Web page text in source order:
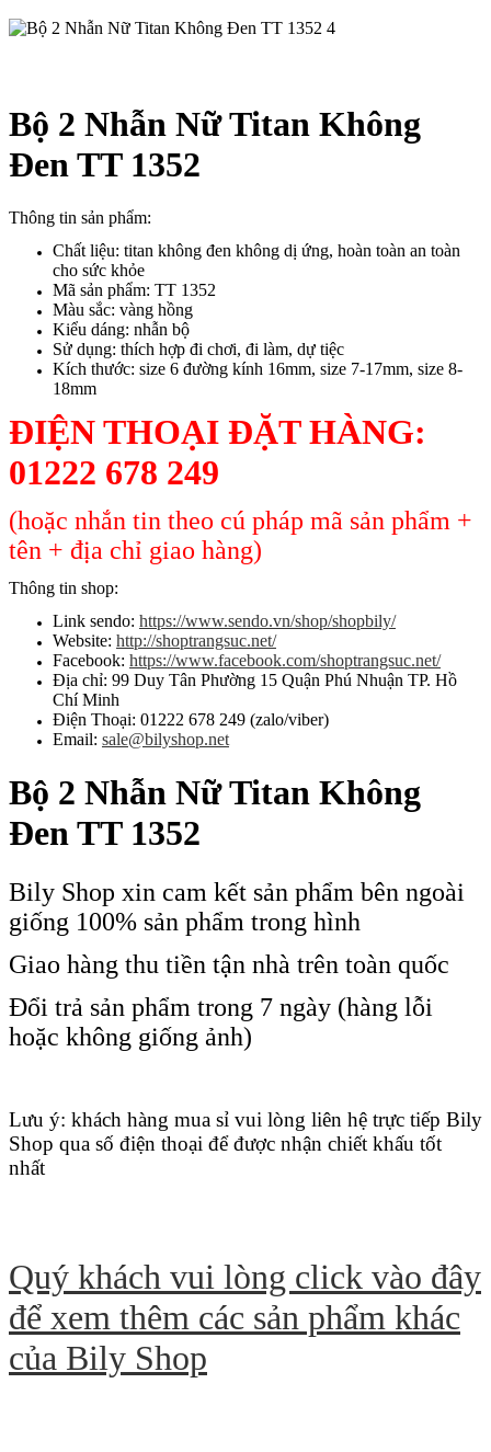
Bộ 2 Nhẫn Nữ Titan Không
Đen TT 1352
Thông tin sản phẩm:
Chất liệu: titan không đen không dị ứng, hoàn toàn an toàn
cho sức khỏe
Mã sản phẩm: TT 1352
Màu sắc: vàng hồng
Kiểu dáng: nhẫn bộ
Sử dụng: thích hợp đi chơi, đi làm, dự tiệc
Kích thước: size 6 đường kính 16mm, size 7-17mm, size 8-
18mm
ĐIỆN THOẠI ĐẶT HÀNG:
01222 678 249
(hoặc nhắn tin theo cú pháp mã sản phẩm +
tên + địa chỉ giao hàng)
Thông tin shop:
Link sendo: https://www.sendo.vn/shop/shopbily/
Website: http://shoptrangsuc.net/
Facebook: https://www.facebook.com/shoptrangsuc.net/
Địa chỉ: 99 Duy Tân Phường 15 Quận Phú Nhuận TP. Hồ
Chí Minh
Điện Thoại: 01222 678 249 (zalo/viber)
Email: sale@bilyshop.net
Bộ 2 Nhẫn Nữ Titan Không
Đen TT 1352
Bily Shop xin cam kết sản phẩm bên ngoài
giống 100% sản phẩm trong hình
Giao hàng thu tiền tận nhà trên toàn quốc
Đổi trả sản phẩm trong 7 ngày (hàng lỗi
hoặc không giống ảnh)
Lưu ý: khách hàng mua sỉ vui lòng liên hệ trực tiếp Bily
Shop qua số điện thoại để được nhận chiết khấu tốt
nhất
Quý khách vui lòng click vào đây
để xem thêm các sản phẩm khác
của Bily Shop